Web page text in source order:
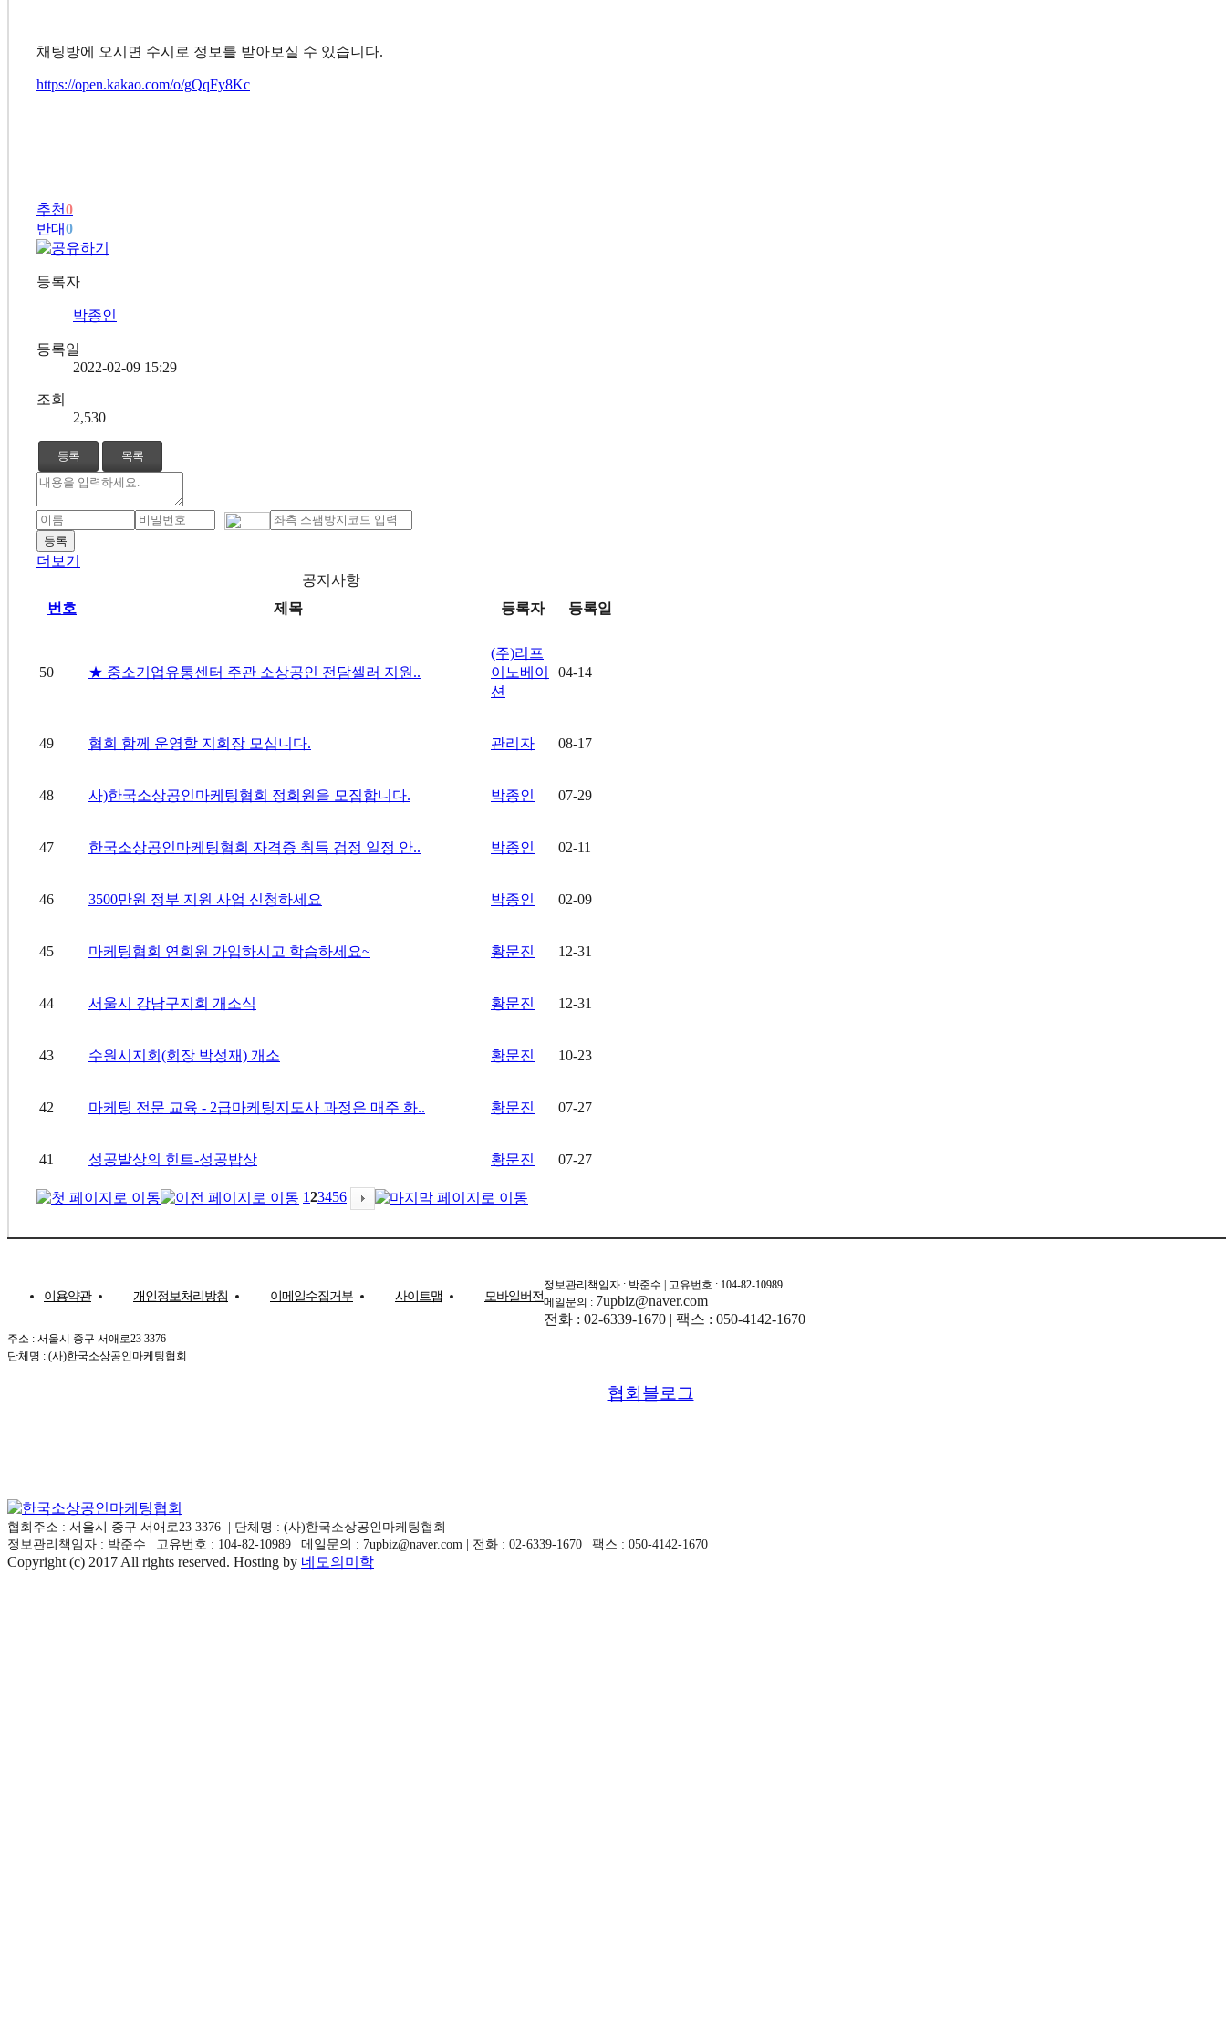
채팅방에 오시면 수시로 정보를 받아보실 수 있습니다.
https://open.kakao.com/o/gQqFy8Kc
추천0
반대0
등록자
박종인
등록일
2022-02-09 15:29
조회
2,530
등록 목록
더보기
공지사항
번호
제목 등록자 등록일
50 ★ 중소기업유통센터 주관 소상공인 전담셀러 지원..
(주)리프
이노베이
션
04-14
49 협회 함께 운영할 지회장 모십니다. 관리자 08-17
48 사)한국소상공인마케팅협회 정회원을 모집합니다. 박종인 07-29
47 한국소상공인마케팅협회 자격증 취득 검정 일정 안.. 박종인 02-11
46 3500만원 정부 지원 사업 신청하세요 박종인 02-09
45 마케팅협회 연회원 가입하시고 학습하세요~ 황문진 12-31
44 서울시 강남구지회 개소식 황문진 12-31
43 수원시지회(회장 박성재) 개소 황문진 10-23
42 마케팅 전문 교육 - 2급마케팅지도사 과정은 매주 화.. 황문진 07-27
41 성공발상의 힌트-성공밥상 황문진 07-27
123456
이용약관 개인정보처리방침 이메일수집거부 사이트맵 모바일버전
정보관리책임자 : 박준수 | 고유번호 : 104-82-10989
메일문의 : 7upbiz@naver.com
전화 : 02-6339-1670 | 팩스 : 050-4142-1670
주소 : 서울시 중구 서애로23 3376
단체명 : (사)한국소상공인마케팅협회
협회블로그
협회주소 : 서울시 중구 서애로23 3376 | 단체명 : (사)한국소상공인마케팅협회
정보관리책임자 : 박준수 | 고유번호 : 104-82-10989 | 메일문의 : 7upbiz@naver.com | 전화 : 02-6339-1670 | 팩스 : 050-4142-1670
Copyright (c) 2017 All rights reserved. Hosting by 네모의미학